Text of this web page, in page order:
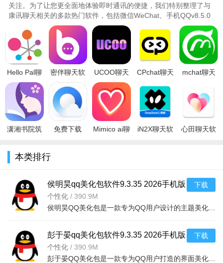
关注。为了让您更全面地体验即时通讯的便捷，我们特别整理了与
康讯聊天相关的多款热门软件，包括微信WeChat、手机QQv8.5.0
官方正式版、免费下载2026最新..
Hello Pal聊
天软件国际
版官方最新
版本v7.5.
密伴聊天软
件2024最新
版v1.5.0 免
费版
UCOO聊天
软件安卓官
方手机版
v2.4.0安卓
版
CPchat聊天
新版
2024v2.4.3
安卓版
mchat聊天
载2.9.4 官
方版
潇湘书院筑
机版v2.2.9
免费下载
Mimico ai聊
iN2X聊天软
心田聊天软
本类排行
侯明昊qq美化包软件9.3.35 2026手机版
个性化 / 390.9M
下载
彭于晏qq美化包软件9.3.35 2026手机版
个性化 / 390.9M
下载